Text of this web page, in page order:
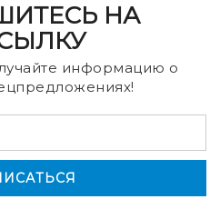
НА
информацию о